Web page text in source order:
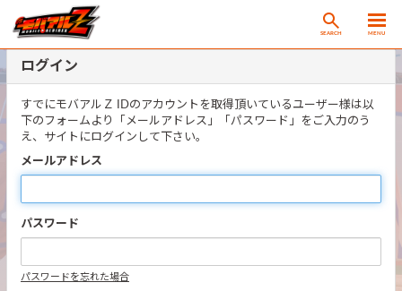
SEARCH MENU
ログイン
すでにモバアルＺ IDのアカウントを取得頂いているユーザー様は以
下のフォームより「メールアドレス」「パスワード」をご入力のう
え、サイトにログインして下さい。
メールアドレス
パスワード
パスワードを忘れた場合